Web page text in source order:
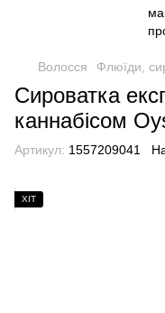
Волосся Флюїди,
Сироватка
каннабісом
Артикул: 1557209041
ХІТ